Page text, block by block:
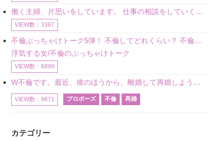
働く主婦、片思いをしています。 仕事の相談をしていくうちに、彼のことを好きになりました。私には夫も子供もいます。不倫をしているわけでもなく、もちろん、この気持ちは誰にも話していません。 ラインをする関
VIEW数：3387
不倫ぶっちゃけトーク5弾！ 不倫してどれくらい？ 不倫のあれこれを、なんでもどうぞ♪♪
浮気する女/不倫のぶっちゃけトーク
VIEW数：6899
W不倫です。最近、彼のほうから、離婚して再婚しよう、と言ってきました。ハッキリいうと、そこまでは考えていませんでした。彼を好きな気持ちはあるし、彼なしの生活は考えられません。だけど、離婚して再婚すると
VIEW数：9871 プロポーズ 不倫 再婚
カテゴリー